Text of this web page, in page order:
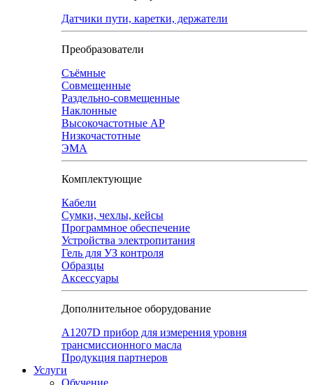
Датчики пути, каретки, держатели
Преобразователи
Съёмные
Совмещенные
Раздельно-совмещенные
Наклонные
Высокочастотные АР
Низкочастотные
ЭМА
Комплектующие
Кабели
Сумки, чехлы, кейсы
Программное обеспечение
Устройства электропитания
Гель для УЗ контроля
Образцы
Аксессуары
Дополнительное оборудование
А1207D прибор для измерения уровня
трансмиссионного масла
Продукция партнеров
Услуги
Обучение